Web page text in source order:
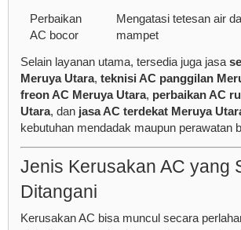
Perbaikan
AC bocor
Mengatasi tetesan air
mampet
Selain layanan utama, tersedia juga jasa
Meruya Utara, teknisi AC panggilan
freon AC Meruya Utara, perbaikan AC
Utara, dan jasa AC terdekat Meruya
kebutuhan mendadak maupun perawatan
Jenis Kerusakan AC yang
Ditangani
Kerusakan AC bisa muncul secara